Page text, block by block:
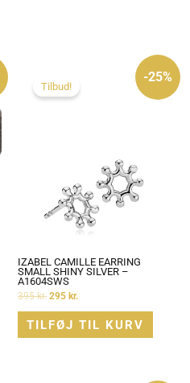
-25%
Tilbud!
IZABEL CAMILLE EARRING
SMALL SHINY SILVER –
A1604SWS
395kr.
pris
var:
395 kr..
295 kr.
er:
TILFØJ TIL KURV